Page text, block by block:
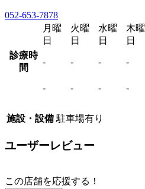
052-653-7878
月曜
日
火曜
日
水曜
日
木曜
日
診療時
間
- - - -
-
- - -
施設・設備 駐車場有り
ユーザーレビュー
この店舗を応援する！